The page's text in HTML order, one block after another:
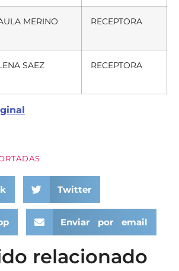
MERINO RECEPTORA
SAEZ RECEPTORA
Twitter
Enviar por email
relacionado